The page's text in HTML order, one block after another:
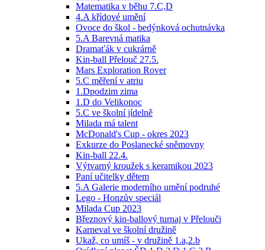
Matematika v běhu 7.C,D
4.A křídové umění
Ovoce do škol - bedýnková ochutnávka
5.A Barevná matika
Dramaťák v cukrárně
Kin-ball Přelouč 27.5.
Mars Exploration Rover
5.C měření v atriu
1.Dpodzim zima
1.D do Velikonoc
5.C ve školní jídelně
Milada má talent
McDonald's Cup - okres 2023
Exkurze do Poslanecké sněmovny
Kin-ball 22.4.
Výtvarný kroužek s keramikou 2023
Paní učitelky dětem
5.A Galerie moderního umění podruhé
Lego - Honzův speciál
Milada Cup 2023
Březnový kin-ballový turnaj v Přelouči
Karneval ve školní družině
Ukaž, co umíš - v družině 1.a,2.b